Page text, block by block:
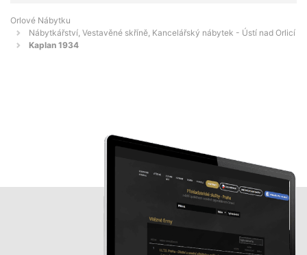
Orlové Nábytku
Nábytkářství, Vestavěné skříně, Kancelářský nábytek - Ústí nad Orlicí
Kaplan 1934